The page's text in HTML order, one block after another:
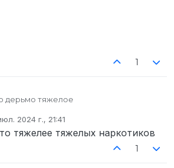
1
дерьмо тяжелое
2024 г., 21:41
тяжелее тяжелых наркотиков
1